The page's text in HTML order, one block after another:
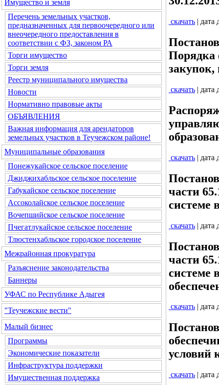
Имущество и земля
Перечень земельных участков,
предназначенных для первоочередного или
внеочередного предоставления в
соответствии с ФЗ, законом РА
Торги имущество
Торги земля
Реестр муниципального имущества
Новости
Нормативно правовые акты
ОБЪЯВЛЕНИЯ
Важная информация для арендаторов
земельных участков в Теучежском районе!
Муниципальные образования
Понежукайское сельское поселение
Джиджихабльское сельское поселение
Габукайское сельское поселение
Ассоколайское сельское поселение
Вочепшийское сельское поселение
Пчегатлукайское сельское поселение
Тлюстенхабльское городское поселение
Межрайонная прокуратура
Разъяснение законодательства
Баннеры
УФАС по Республике Адыгея
"Теучежские вести"
Малый бизнес
Программы
Экономические показатели
Инфраструктура поддержки
Имущественная поддержка
скачать | дата
Порядка
закупок,
скачать | дата
скачать | дата
части
системе
скачать | дата
части
системе
скачать | дата
условий
скачать | дата